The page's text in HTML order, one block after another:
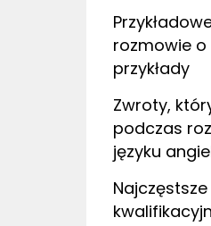
rozmowie
przykłady
Zwroty,
podczas
języku